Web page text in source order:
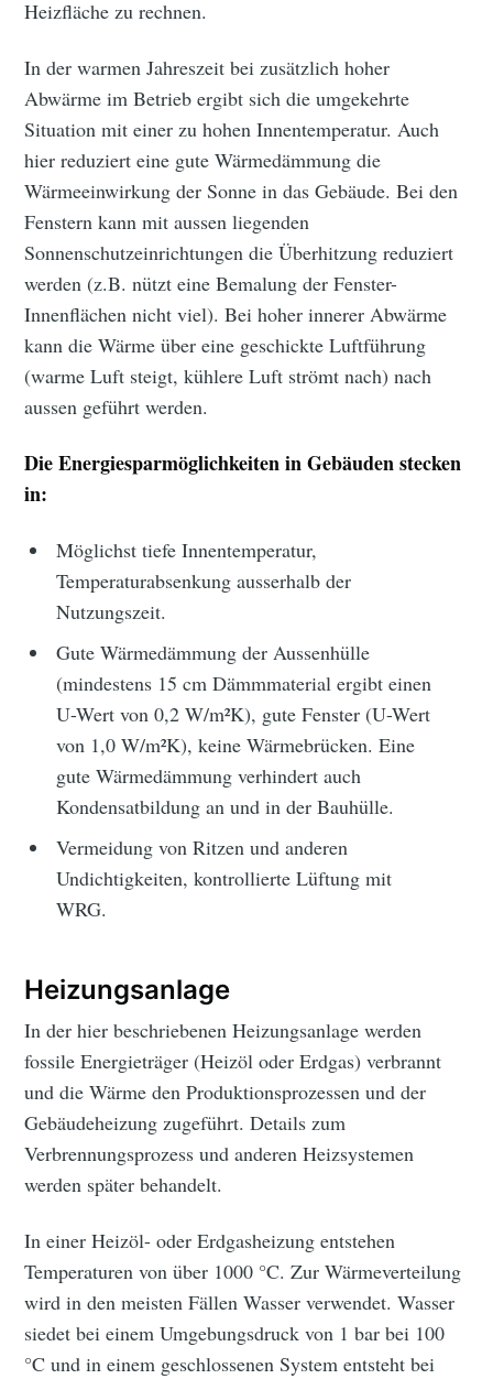
Heizfläche zu rechnen.
In der warmen Jahreszeit bei zusätzlich hoher
Abwärme im Betrieb ergibt sich die umgekehrte
Situation mit einer zu hohen Innentemperatur. Auch
hier reduziert eine gute Wärmedämmung die
Wärmeeinwirkung der Sonne in das Gebäude. Bei den
Fenstern kann mit aussen liegenden
Sonnenschutzeinrichtungen die Überhitzung reduziert
werden (z.B. nützt eine Bemalung der Fenster-
Innenflächen nicht viel). Bei hoher innerer Abwärme
kann die Wärme über eine geschickte Luftführung
(warme Luft steigt, kühlere Luft strömt nach) nach
aussen geführt werden.
Die Energiesparmöglichkeiten in Gebäuden stecken
in:
Möglichst tiefe Innentemperatur,
Temperaturabsenkung ausserhalb der
Nutzungszeit.
Gute Wärmedämmung der Aussenhülle
(mindestens 15 cm Dämmmaterial ergibt einen
U-Wert von 0,2 W/m²K), gute Fenster (U-Wert
von 1,0 W/m²K), keine Wärmebrücken. Eine
gute Wärmedämmung verhindert auch
Kondensatbildung an und in der Bauhülle.
Vermeidung von Ritzen und anderen
Undichtigkeiten, kontrollierte Lüftung mit
WRG.
Heizungsanlage
In der hier beschriebenen Heizungsanlage werden
fossile Energieträger (Heizöl oder Erdgas) verbrannt
und die Wärme den Produktionsprozessen und der
Gebäudeheizung zugeführt. Details zum
Verbrennungsprozess und anderen Heizsystemen
werden später behandelt.
In einer Heizöl- oder Erdgasheizung entstehen
Temperaturen von über 1000 °C. Zur Wärmeverteilung
wird in den meisten Fällen Wasser verwendet. Wasser
siedet bei einem Umgebungsdruck von 1 bar bei 100
°C und in einem geschlossenen System entsteht bei